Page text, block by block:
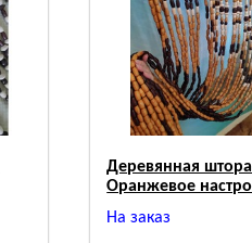
Деревянная
Оранжевое
На заказ